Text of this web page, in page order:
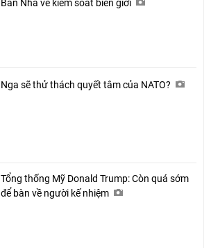
Ban Nha về kiểm soát biên giới
Nga sẽ thử thách quyết tâm của NATO?
Tổng thống Mỹ Donald Trump: Còn quá sớm
để bàn về người kế nhiệm